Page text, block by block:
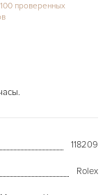
118209
Rolex
проверенных